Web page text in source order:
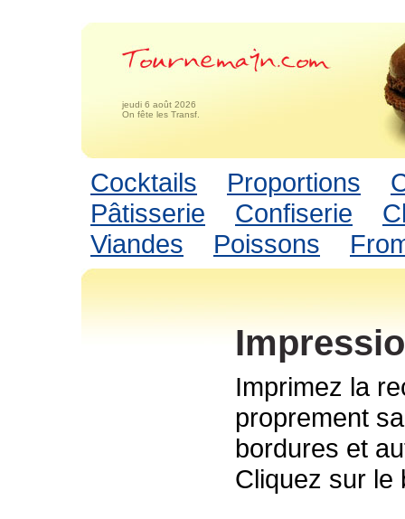
jeudi 6 août 2026
On fête les Transf.
Cocktails Proportions
Pâtisserie
Confiserie
Viandes
Poissons
Imprimez la
proprement
bordures et
Cliquez sur le